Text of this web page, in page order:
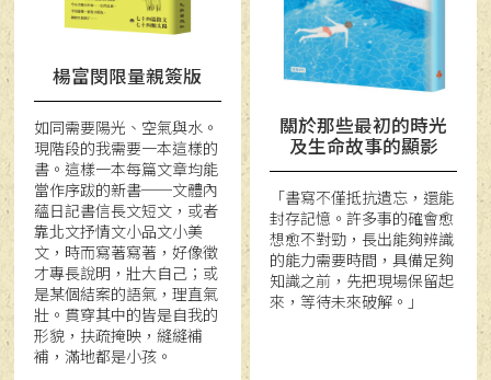
楊富閔限量親簽版
如同需要陽光、空氣與水。
現階段的我需要一本這樣的
書。這樣一本每篇文章均能
當作序跋的新書──文體內
蘊日記書信長文短文，或者
靠北文抒情文小品文小美
文，時而寫著寫著，好像徵
才專長說明，壯大自己；或
是某個結案的語氣，理直氣
壯。貫穿其中的皆是自我的
形貌，扶疏掩映，縫縫補
補，滿地都是小孩。
關於那些最初的時光
及生命故事的顯影
「書寫不僅抵抗遺忘，還能
封存記憶。許多事的確會愈
想愈不對勁，長出能夠辨識
的能力需要時間，具備足夠
知識之前，先把現場保留起
來，等待未來破解。」